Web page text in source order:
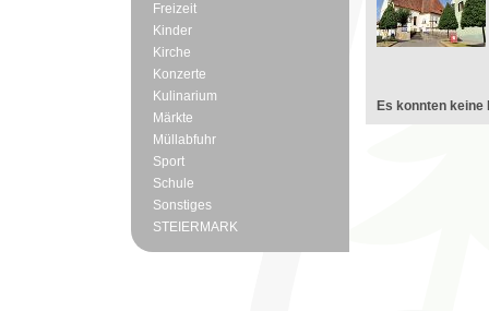
Freizeit
Kinder
Kirche
Konzerte
Kulinarium
Märkte
Müllabfuhr
Sport
Schule
Sonstiges
STEIERMARK
Es konnten keine